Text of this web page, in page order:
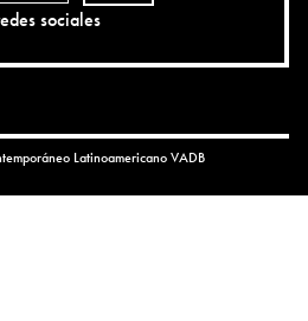
sociales
LatinoamericanoVADB